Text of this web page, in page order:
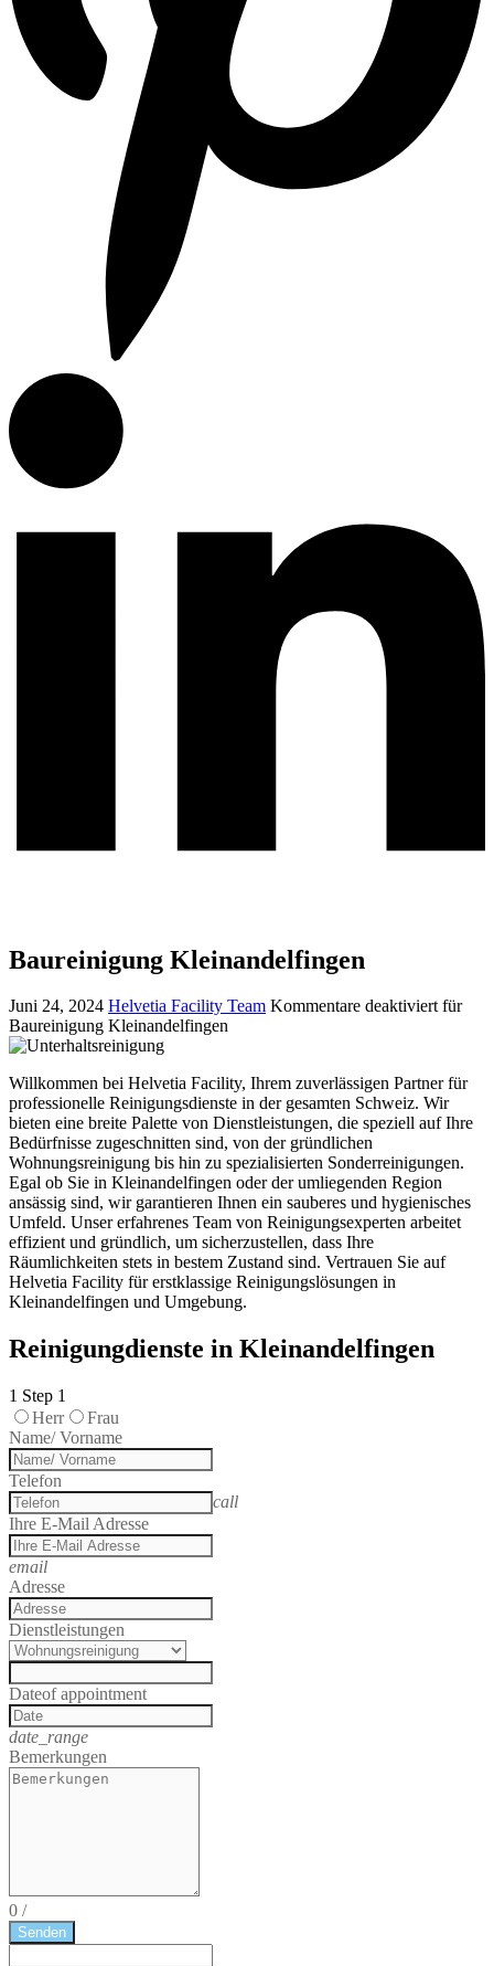
Baureinigung Kleinandelfingen
Juni 24, 2024 Helvetia Facility Team Kommentare deaktiviertfür
Baureinigung Kleinandelfingen
Willkommen bei Helvetia Facility, Ihrem zuverlässigen Partner für
professionelle Reinigungsdienste in der gesamten Schweiz. Wir
bieten eine breite Palette von Dienstleistungen, die speziell auf Ihre
Bedürfnisse zugeschnitten sind, von der gründlichen
Wohnungsreinigung bis hin zu spezialisierten Sonderreinigungen.
Egal ob Sie in Kleinandelfingen oder der umliegenden Region
ansässig sind, wir garantieren Ihnen ein sauberes und hygienisches
Umfeld. Unser erfahrenes Team von Reinigungsexperten arbeitet
effizient und gründlich, um sicherzustellen, dass Ihre
Räumlichkeiten stets in bestem Zustand sind. Vertrauen Sie auf
Helvetia Facility für erstklassige Reinigungslösungen in
Kleinandelfingen und Umgebung.
Reinigungdienste in Kleinandelfingen
1 Step 1
Herr
Frau
Name/ Vorname
Telefon
call
Ihre E-Mail Adresse
email
Adresse
Dienstleistungen
Dateof appointment
date_range
Bemerkungen
0 /
Senden